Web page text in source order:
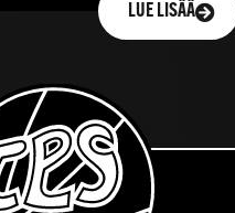
LUE LISÄÄ